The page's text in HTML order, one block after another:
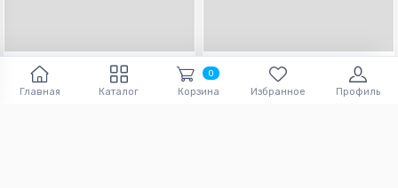
Kitchen Beauty лопатка дл... Kitchen Beauty подставка ...
Главная Каталог
0
Корзина Избранное Профиль